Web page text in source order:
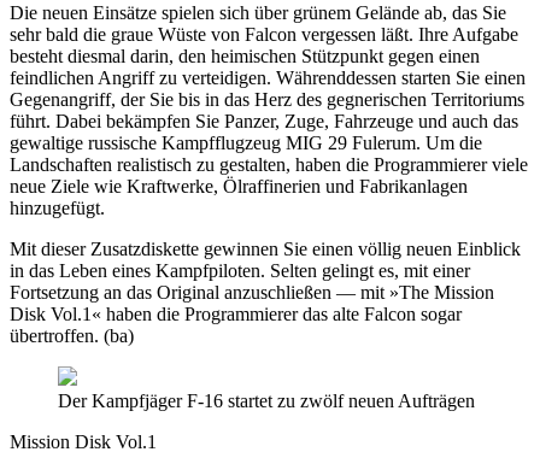
Die neuen Einsätze spielen sich über grünem Gelände ab, das Sie
sehr bald die graue Wüste von Falcon vergessen läßt. Ihre Aufgabe
besteht diesmal darin, den heimischen Stützpunkt gegen einen
feindlichen Angriff zu verteidigen. Währenddessen starten Sie einen
Gegenangriff, der Sie bis in das Herz des gegnerischen Territoriums
führt. Dabei bekämpfen Sie Panzer, Zuge, Fahrzeuge und auch das
gewaltige russische Kampfflugzeug MIG 29 Fulerum. Um die
Landschaften realistisch zu gestalten, haben die Programmierer viele
neue Ziele wie Kraftwerke, Ölraffinerien und Fabrikanlagen
hinzugefügt.
Mit dieser Zusatzdiskette gewinnen Sie einen völlig neuen Einblick
in das Leben eines Kampfpiloten. Selten gelingt es, mit einer
Fortsetzung an das Original anzuschließen — mit »The Mission
Disk Vol.1« haben die Programmierer das alte Falcon sogar
übertroffen. (ba)
Der Kampfjäger F-16 startet zu zwölf neuen Aufträgen
Mission Disk Vol.1